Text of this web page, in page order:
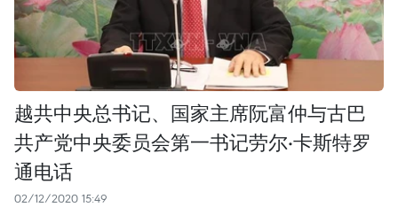
越共中央总书记、国家主席阮富仲与古巴
共产党中央委员会第一书记劳尔·卡斯特罗
通电话
02/12/2020 15:49